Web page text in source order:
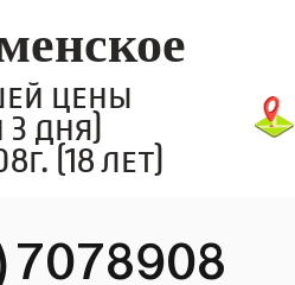
цены
дня)
(18 лет)